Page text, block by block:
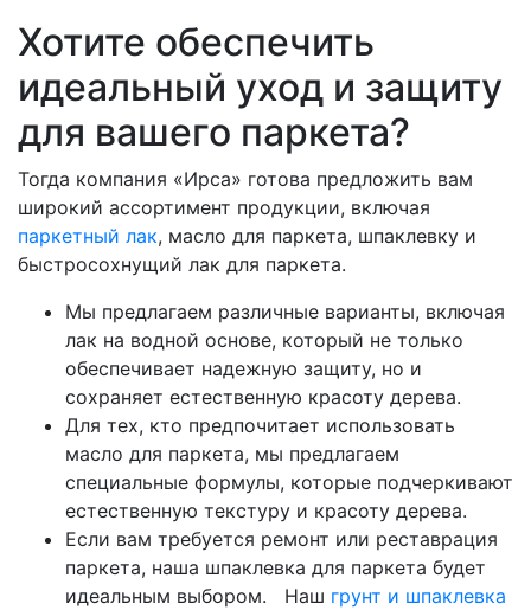
Хотите обеспечить
идеальный уход и защиту
для вашего паркета?
Тогда компания «Ирса» готова предложить вам
широкий ассортимент продукции, включая
паркетный лак, масло для паркета, шпаклевку и
быстросохнущий лак для паркета.
Мы предлагаем различные варианты, включая
лак на водной основе, который не только
обеспечивает надежную защиту, но и
сохраняет естественную красоту дерева.
Для тех, кто предпочитает использовать
масло для паркета, мы предлагаем
специальные формулы, которые подчеркивают
естественную текстуру и красоту дерева.
Если вам требуется ремонт или реставрация
паркета, наша шпаклевка для паркета будет
идеальным выбором. Наш грунт и шпаклевка